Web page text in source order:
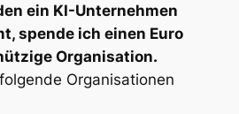
ein KI-Unternehmen
spende ich einen Euro
Organisation.
Organisationen